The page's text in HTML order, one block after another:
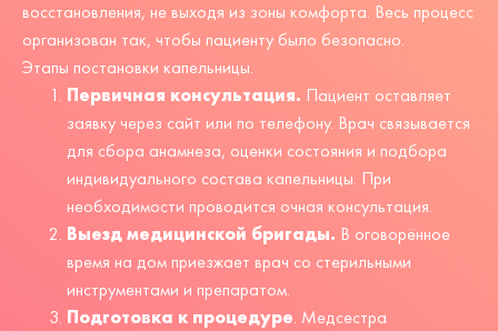
восстановления, не выходя из зоны комфорта. Весь процесс
организован так, чтобы пациенту было безопасно.
Этапы постановки капельницы.
Первичная консультация. Пациент оставляет
заявку через сайт или по телефону. Врач связывается
для сбора анамнеза, оценки состояния и подбора
индивидуального состава капельницы. При
необходимости проводится очная консультация.
Выезд медицинской бригады. В оговорённое
время на дом приезжает врач со стерильными
инструментами и препаратом.
Подготовка к процедуре. Медсестра